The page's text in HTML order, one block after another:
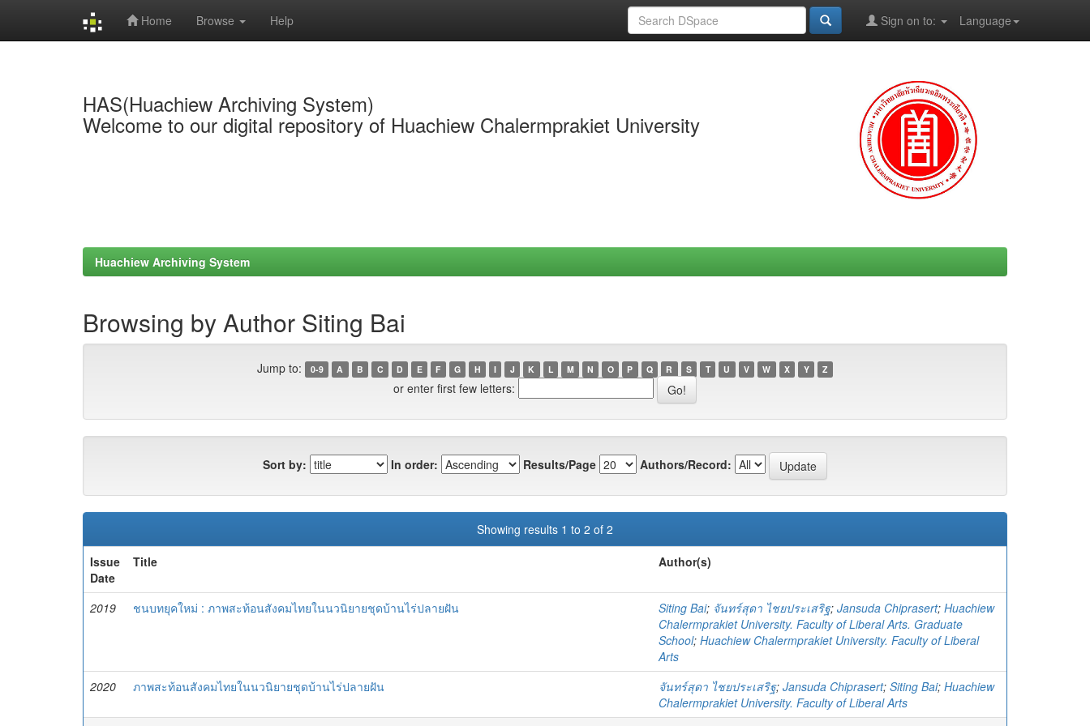
Home Browse Help Language
Sign on to:
HAS(Huachiew Archiving System)
Welcome to our digital repository of Huachiew Chalermprakiet University
Huachiew Archiving System
Browsing by Author Siting Bai
Jump to: 0-9 A B C D E F G H I J K L M N O P Q R S T U V W X Y Z
or enter first few letters:
Sort by: In order: Results/Page Authors/Record:
Showing results 1 to 2 of 2
Issue
Date
Title Author(s)
2019 ชนบทยุคใหม่ : ภาพสะท้อนสังคมไทยในนวนิยายชุดบ้านไร่ปลายฝัน Siting Bai; จันทร์สุดา ไชยประเสริฐ; Jansuda Chiprasert; Huachiew
Chalermprakiet University. Faculty of Liberal Arts. Graduate
School; Huachiew Chalermprakiet University. Faculty of Liberal
Arts
2020
ภาพสะท้อนสังคมไทยในนวนิยายชุดบ้านไร่ปลายฝัน จันทร์สุดา ไชยประเสริฐ; Jansuda Chiprasert; Siting Bai; Huachiew
Chalermprakiet University. Faculty of Liberal Arts